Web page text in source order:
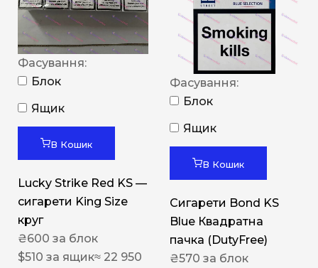
Фасування:
Блок
Ящик
В Кошик
Lucky Strike Red KS —
сигарети King Size
круг
₴600 за блок
$510 за ящик≈ 22 950
Фасування:
Блок
Ящик
В Кошик
Сигарети Bond KS
Blue Квадратна
пачка (DutyFree)
₴570 за блок